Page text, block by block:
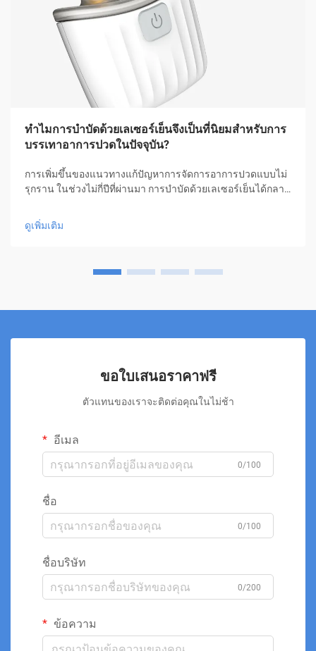
ทำไมการบำบัดด้วยเลเซอร์เย็นจึงเป็นที่นิยมสำหรับการ
บรรเทาอาการปวดในปัจจุบัน?
การเพิ่มขึ้นของแนวทางแก้ปัญหาการจัดการอาการปวดแบบไม่
รุกราน ในช่วงไม่กี่ปีที่ผ่านมา การบำบัดด้วยเลเซอร์เย็นได้กลาย
หวังให้กับผู้คนหลายล้านคนที่ต้องการความช่วยเหลือโดยไม่ต้อง
ใช้ยาหรือการผ่าตัด รูปแบบการรักษาเชิงนวัตกรรมนี้...
ดูเพิ่มเติม
ขอใบเสนอราคาฟรี
ตัวแทนของเราจะติดต่อคุณในไม่ช้า
อีเมล
0/100
ชื่อ
0/100
ชื่อบริษัท
0/200
ข้อความ